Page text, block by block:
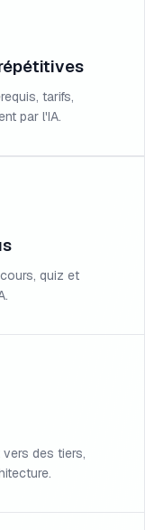
tarifs,
par l'IA.
quiz et
des tiers,